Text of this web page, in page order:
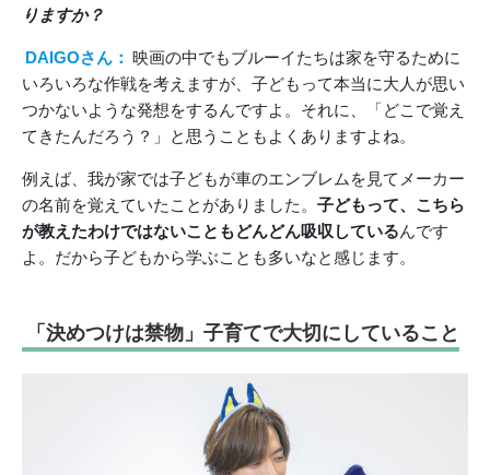
りますか？
DAIGOさん： 映画の中でもブルーイたちは家を守るために
いろいろな作戦を考えますが、子どもって本当に大人が思い
つかないような発想をするんですよ。それに、「どこで覚え
てきたんだろう？」と思うこともよくありますよね。
例えば、我が家では子どもが車のエンブレムを見てメーカー
の名前を覚えていたことがありました。 子どもって、こちら
が教えたわけではないこともどんどん吸収しているんです
よ。だから子どもから学ぶことも多いなと感じます。
「決めつけは禁物」子育てで大切にしていること